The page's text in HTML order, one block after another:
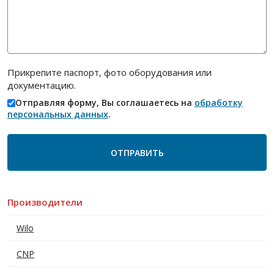
Производители
Wilo
CNP
Прикрепите паспорт, фото оборудования или
документацию.
Отправляя форму, Вы соглашаетесь на обработку
персональных данных.